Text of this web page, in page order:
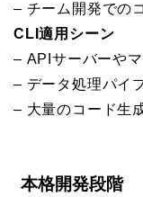
– チーム開発での
CLI適用シーン
– APIサーバーや
– データ処理パイ
– 大量のコード生
本格開発段階